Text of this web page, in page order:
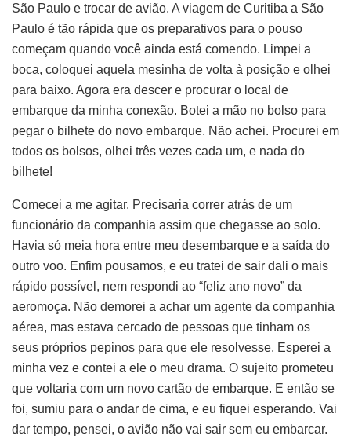
São Paulo e trocar de avião. A viagem de Curitiba a São
Paulo é tão rápida que os preparativos para o pouso
começam quando você ainda está comendo. Limpei a
boca, coloquei aquela mesinha de volta à posição e olhei
para baixo. Agora era descer e procurar o local de
embarque da minha conexão. Botei a mão no bolso para
pegar o bilhete do novo embarque. Não achei. Procurei em
todos os bolsos, olhei três vezes cada um, e nada do
bilhete!
Comecei a me agitar. Precisaria correr atrás de um
funcionário da companhia assim que chegasse ao solo.
Havia só meia hora entre meu desembarque e a saída do
outro voo. Enfim pousamos, e eu tratei de sair dali o mais
rápido possível, nem respondi ao “feliz ano novo” da
aeromoça. Não demorei a achar um agente da companhia
aérea, mas estava cercado de pessoas que tinham os
seus próprios pepinos para que ele resolvesse. Esperei a
minha vez e contei a ele o meu drama. O sujeito prometeu
que voltaria com um novo cartão de embarque. E então se
foi, sumiu para o andar de cima, e eu fiquei esperando. Vai
dar tempo, pensei, o avião não vai sair sem eu embarcar.